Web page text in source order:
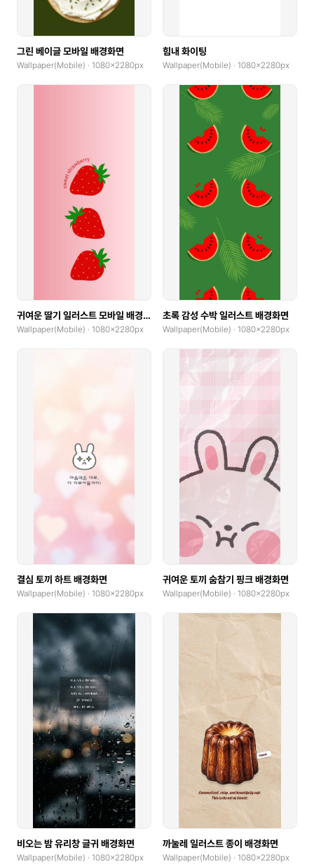
그린 베이글 모바일 배경화면
Wallpaper(Mobile) · 1080x2280px
힘내 화이팅
Wallpaper(Mobile) · 1080x2280px
귀여운 딸기 일러스트 모바일 배경화면
Wallpaper(Mobile) · 1080x2280px
초록 감성 수박 일러스트 배경화면
Wallpaper(Mobile) · 1080x2280px
결심 토끼 하트 배경화면
Wallpaper(Mobile) · 1080x2280px
귀여운 토끼 숨참기 핑크 배경화면
Wallpaper(Mobile) · 1080x2280px
비오는 밤 유리창 글귀 배경화면
Wallpaper(Mobile) · 1080x2280px
까눌레 일러스트 종이 배경화면
Wallpaper(Mobile) · 1080x2280px